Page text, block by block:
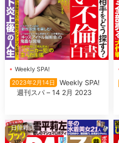
Weekly SPA!
2023年2月14日
Weekly SPA!
週刊スパ – 14 2月 2023
日韓雜誌